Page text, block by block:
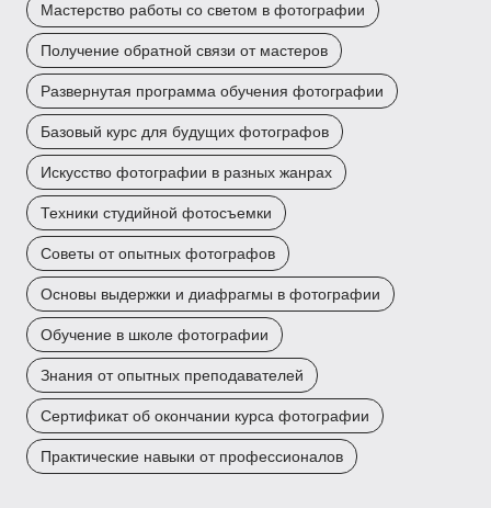
Мастерство работы со светом в фотографии
Получение обратной связи от мастеров
Развернутая программа обучения фотографии
Базовый курс для будущих фотографов
Искусство фотографии в разных жанрах
Техники студийной фотосъемки
Советы от опытных фотографов
Основы выдержки и диафрагмы в фотографии
Обучение в школе фотографии
Знания от опытных преподавателей
Сертификат об окончании курса фотографии
Практические навыки от профессионалов